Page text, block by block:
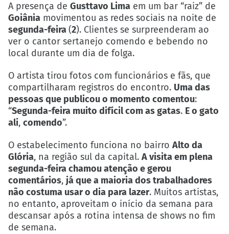
A presença de Gusttavo Lima em um bar “raiz” de
Goiânia movimentou as redes sociais na noite de
segunda-feira(2). Clientes se surpreenderam ao
ver o cantor sertanejo comendo e bebendo no
local durante um dia de folga.
O artista tirou fotos com funcionários e fãs, que
compartilharam registros do encontro. Uma das
pessoas que publicou o momento comentou:
“Segunda-feira muito difícil com as gatas. E o gato
ali, comendo”.
O estabelecimento funciona no bairro Alto da
Glória, na região sul da capital. A visita em plena
segunda-feira chamou atenção e gerou
comentários, já que a maioria dos trabalhadores
não costuma usar o dia para lazer. Muitos artistas,
no entanto, aproveitam o início da semana para
descansar após a rotina intensa de shows no fim
de semana.